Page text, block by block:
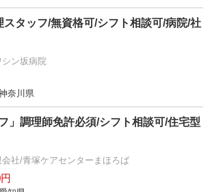
スタッフ/無資格可/シフト相談可/病院/社
ン坂病院
奈川県
」調理師免許必須/シフト相談可/住宅型
社/青塚ケアセンターまほろば